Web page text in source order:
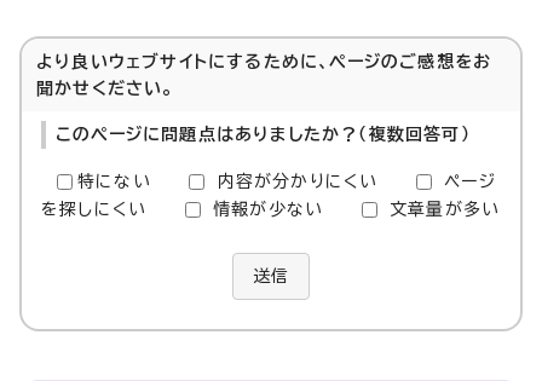
より良いウェブサイトにするために、ページのご感想をお
聞かせください。
このページに問題点はありましたか？（複数回答可）
特にない 内容が分かりにくい
ページ
を探しにくい
情報が少ない 文章量が多い
送信